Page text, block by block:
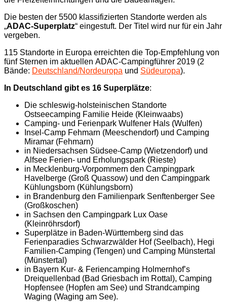
Die besten der 5500 klassifizierten Standorte werden als
„ADAC-Superplatz“ eingestuft. Der Titel wird nur für ein Jahr
vergeben.
115 Standorte in Europa erreichten die Top-Empfehlung von
fünf Sternen im aktuellen ADAC-Campingführer 2019 (2
Bände: Deutschland/Nordeuropa und Südeuropa).
In Deutschland gibt es 16 Superplätze:
Die schleswig-holsteinischen Standorte
Ostseecamping Familie Heide (Kleinwaabs)
Camping- und Ferienpark Wulfener Hals (Wulfen)
Insel-Camp Fehmarn (Meeschendorf) und Camping
Miramar (Fehmarn)
in Niedersachsen Südsee-Camp (Wietzendorf) und
Alfsee Ferien- und Erholungspark (Rieste)
in Mecklenburg-Vorpommern den Campingpark
Havelberge (Groß Quassow) und den Campingpark
Kühlungsborn (Kühlungsborn)
in Brandenburg den Familienpark Senftenberger See
(Großkoschen)
in Sachsen den Campingpark Lux Oase
(Kleinröhrsdorf)
Superplätze in Baden-Württemberg sind das
Ferienparadies Schwarzwälder Hof (Seelbach), Hegi
Familien-Camping (Tengen) und Camping Münstertal
(Münstertal)
in Bayern Kur- & Feriencamping Holmernhof’s
Dreiquellenbad (Bad Griesbach im Rottal), Camping
Hopfensee (Hopfen am See) und Strandcamping
Waging (Waging am See).